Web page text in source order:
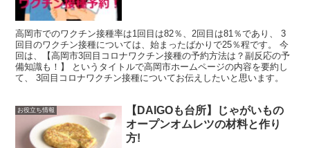
高岡市でのワクチン接種率は1回目は82％、2回目は81％であり、 3
回目のワクチン接種については、始まったばかりで25％程です。 今
回は、【高岡市3回目コロナワクチン接種の予約方法は？副反応の予
備知識も！】 というタイトルで高岡市ホームページの内容を要約し
て、 3回目コロナワクチン接種についてお伝えしたいと思います。
お役立ち情報
【DAIGOも台所】じゃがいもの
オープンオムレツの材料と作り
方!